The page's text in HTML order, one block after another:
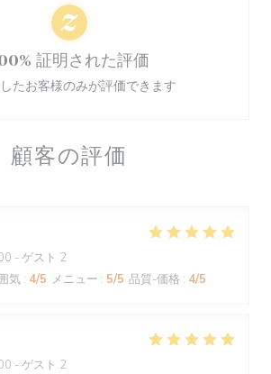
顧客の評価
- ゲスト 2
気 : 4/5 メニュー : 5/5 品質-価格 : 4/5
- ゲスト 2
証明された評価
たお客様のみが評価できます